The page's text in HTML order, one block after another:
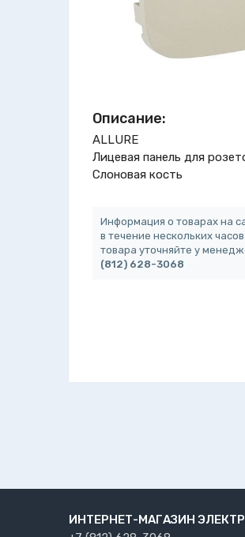
Описание:
ALLURE
Лицевая панель для
Слоновая кость
Информация о товарах на
в течение нескольких
товара уточняйте у
(812) 628-3068
ИНТЕРНЕТ-МАГАЗИН